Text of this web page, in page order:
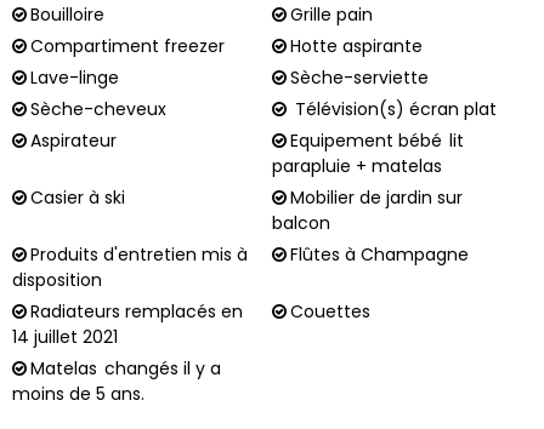
Bouilloire
Grille pain
Compartiment freezer
Hotte aspirante
Lave-linge
Sèche-serviette
Sèche-cheveux
Télévision(s) écran plat
Aspirateur
Equipement bébé lit
parapluie + matelas
Casier à ski
Mobilier de jardin sur
balcon
Produits d'entretien mis à
disposition
Flûtes à Champagne
Radiateurs remplacés en
14 juillet 2021
Couettes
Matelas changés il y a
moins de 5 ans.